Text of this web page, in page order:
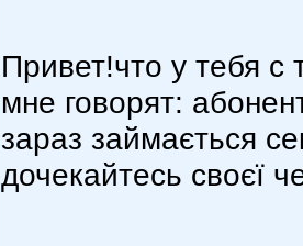
Привет!что у тебя
мне говорят:
зараз займається
дочекайтесь своєї